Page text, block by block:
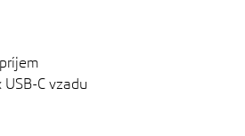
USB-C vzadu